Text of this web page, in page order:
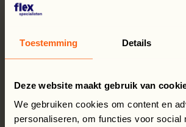
Toestemming Details
Deze website maakt gebruik van
We gebruiken cookies om content en
personaliseren, om functies voor social